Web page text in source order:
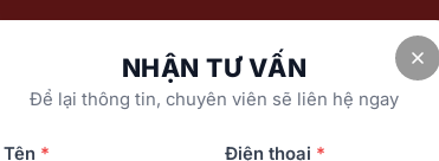
Showroom Về chúng tôi Tra cứu bảo hành
NHẬN TƯ VẤN
Để lại thông tin, chuyên viên sẽ liên hệ ngay
Tên * Điện thoại *